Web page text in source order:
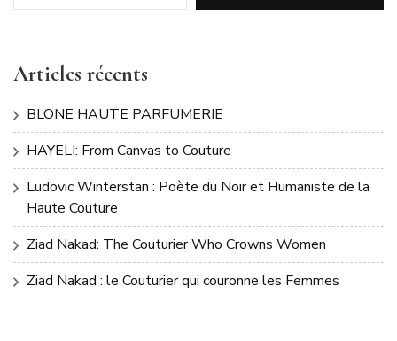
Articles récents
BLONE HAUTE PARFUMERIE
HAYELI: From Canvas to Couture
Ludovic Winterstan : Poète du Noir et Humaniste de la
Haute Couture
Ziad Nakad: The Couturier Who Crowns Women
Ziad Nakad : le Couturier qui couronne les Femmes